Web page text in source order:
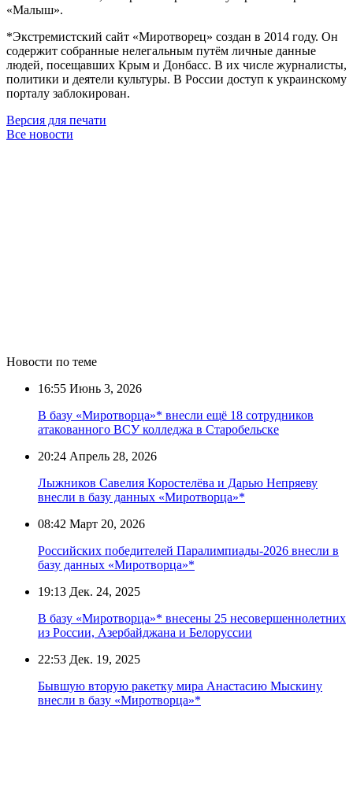
«Малыш».
*Экстремистский сайт «Миротворец» создан в 2014 году. Он
содержит собранные нелегальным путём личные данные
людей, посещавших Крым и Донбасс. В их числе журналисты,
политики и деятели культуры. В России доступ к украинскому
порталу заблокирован.
Версия для печати
Все новости
Новости по теме
16:55 Июнь 3, 2026
В базу «Миротворца»* внесли ещё 18 сотрудников
атакованного ВСУ колледжа в Старобельске
20:24 Апрель 28, 2026
Лыжников Савелия Коростелёва и Дарью Непряеву
внесли в базу данных «Миротворца»*
08:42 Март 20, 2026
Российских победителей Паралимпиады-2026 внесли в
базу данных «Миротворца»*
19:13 Дек. 24, 2025
В базу «Миротворца»* внесены 25 несовершеннолетних
из России, Азербайджана и Белоруссии
22:53 Дек. 19, 2025
Бывшую вторую ракетку мира Анастасию Мыскину
внесли в базу «Миротворца»*